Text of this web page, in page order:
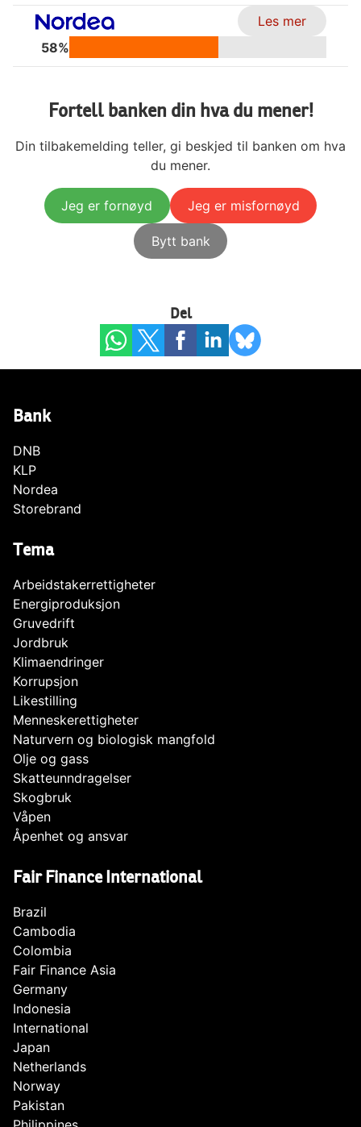
58%
Les mer
Fortell banken din hva du mener!
Din tilbakemelding teller, gi beskjed til banken om hva
du mener.
Jeg er fornøyd Jeg er misfornøyd
Bytt bank
Del
Bank
DNB
KLP
Nordea
Storebrand
Tema
Arbeidstakerrettigheter
Energiproduksjon
Gruvedrift
Jordbruk
Klimaendringer
Korrupsjon
Likestilling
Menneskerettigheter
Naturvern og biologisk mangfold
Olje og gass
Skatteunndragelser
Skogbruk
Våpen
Åpenhet og ansvar
Fair Finance International
Brazil
Cambodia
Colombia
Fair Finance Asia
Germany
Indonesia
International
Japan
Netherlands
Norway
Pakistan